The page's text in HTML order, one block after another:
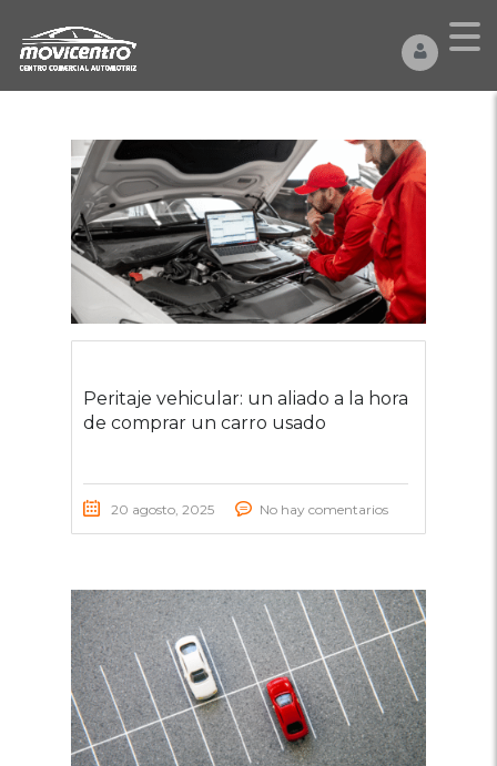
Peritaje vehicular: un aliado a la hora
de comprar un carro usado
20 agosto, 2025 No hay comentarios